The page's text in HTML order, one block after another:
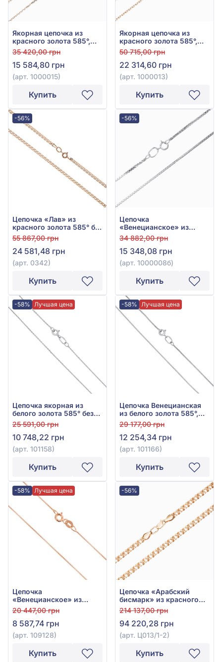
Якорная цепочка из
красного золота 585°,
без вставки, арт. 1000015
35 420,00 грн
15 584,80 грн
(арт. 1000015)
Купить
Якорная цепочка из
красного золота 585°,
без вставки, арт. 1000013
50 715,00 грн
22 314,60 грн
(арт. 1000013)
Купить
-56%
Цепочка «Лав» из
красного золота 585° без
вставки, арт. 0342
55 867,00 грн
24 581,48 грн
(арт. 0342)
Купить
-56%
Цепочка
«Венецианское» из
белого золота 585° без
вставки, арт. 1000008б
34 882,00 грн
15 348,08 грн
(арт. 1000008б)
Купить
-58% Лучшая цена
Цепочка якорная из
белого золота 585° без
вставки, арт. 101158
25 591,00 грн
10 748,22 грн
(арт. 101158)
Купить
-58% Лучшая цена
Цепочка Венецианская
из белого золота 585°,
без вставки, арт. 101166
29 177,00 грн
12 254,34 грн
(арт. 101166)
Купить
-58% Лучшая цена
Цепочка
«Венецианское» из
красного золота 585°,
арт. 109128
20 447,00 грн
8 587,74 грн
(арт. 109128)
Купить
-56%
Цепочка «Арабский
бисмарк» из красного
золота 585°, арт. Ц013/1-
2
214 137,00 грн
94 220,28 грн
(арт. Ц013/1-2)
Купить